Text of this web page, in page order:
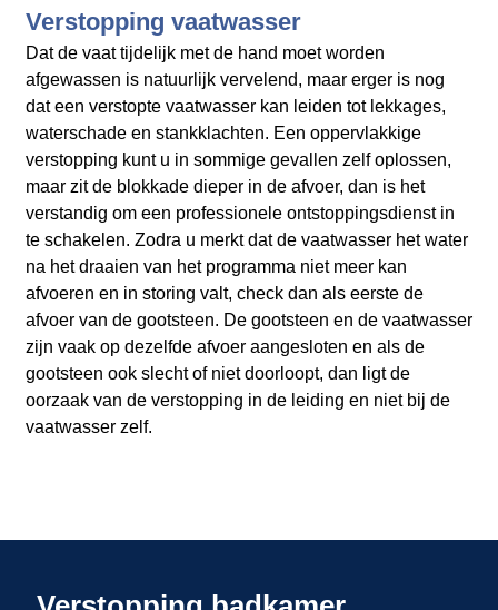
Verstopping vaatwasser
Dat de vaat tijdelijk met de hand moet worden
afgewassen is natuurlijk vervelend, maar erger is nog
dat een verstopte vaatwasser kan leiden tot lekkages,
waterschade en stankklachten. Een oppervlakkige
verstopping kunt u in sommige gevallen zelf oplossen,
maar zit de blokkade dieper in de afvoer, dan is het
verstandig om een professionele ontstoppingsdienst in
te schakelen. Zodra u merkt dat de vaatwasser het water
na het draaien van het programma niet meer kan
afvoeren en in storing valt, check dan als eerste de
afvoer van de gootsteen. De gootsteen en de vaatwasser
zijn vaak op dezelfde afvoer aangesloten en als de
gootsteen ook slecht of niet doorloopt, dan ligt de
oorzaak van de verstopping in de leiding en niet bij de
vaatwasser zelf.